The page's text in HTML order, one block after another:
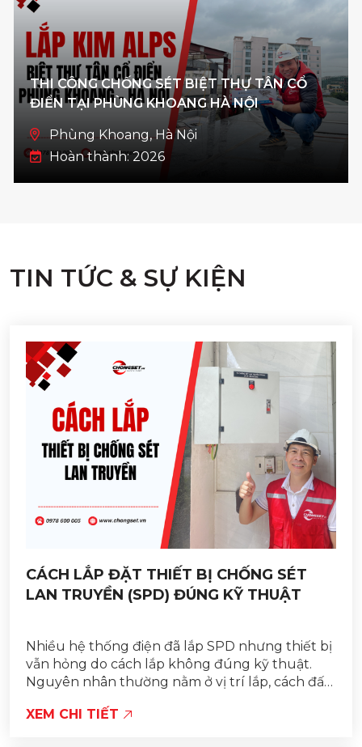
THI CÔNG CHỐNG SÉT BIỆT THỰ TÂN CỔ
ĐIỂN TẠI PHÙNG KHOANG HÀ NỘI
Phùng Khoang, Hà Nội
Hoàn thành: 2026
TIN TỨC & SỰ KIỆN
CÁCH LẮP ĐẶT THIẾT BỊ CHỐNG SÉT
LAN TRUYỀN (SPD) ĐÚNG KỸ THUẬT
Nhiều hệ thống điện đã lắp SPD nhưng thiết bị
vẫn hỏng do cách lắp không đúng kỹ thuật.
Nguyên nhân thường nằm ở vị trí lắp, cách đấu
XEM CHI TIẾT